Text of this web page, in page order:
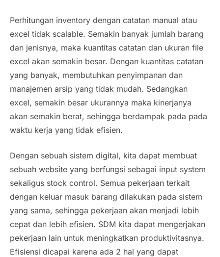
Perhitungan inventory dengan catatan manual atau
excel tidak scalable. Semakin banyak jumlah barang
dan jenisnya, maka kuantitas catatan dan ukuran file
excel akan semakin besar. Dengan kuantitas catatan
yang banyak, membutuhkan penyimpanan dan
manajemen arsip yang tidak mudah. Sedangkan
excel, semakin besar ukurannya maka kinerjanya
akan semakin berat, sehingga berdampak pada pada
waktu kerja yang tidak efisien.
Dengan sebuah sistem digital, kita dapat membuat
sebuah website yang berfungsi sebagai input system
sekaligus stock control. Semua pekerjaan terkait
dengan keluar masuk barang dilakukan pada sistem
yang sama, sehingga pekerjaan akan menjadi lebih
cepat dan lebih efisien. SDM kita dapat mengerjakan
pekerjaan lain untuk meningkatkan produktivitasnya.
Efisiensi dicapai karena ada 2 hal yang dapat